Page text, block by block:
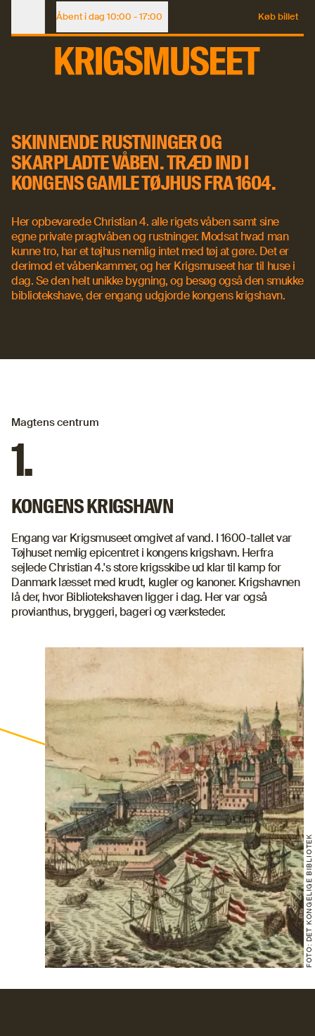
Krigsmuseet startede som Christian 4.'s krigshavn, blev til
Åbent i dag 10:00 - 17:00
Åbningstider Køb billet
Voksen (købt online)
117 DKK
Voksen
130 DKK
Barn under 18 år
Gratis
Se åbningstider
Køb billet
KONGENS
SKINNENDE RUSTNINGER OG
SKARPLADTE VÅBEN. TRÆD IND I
KONGENS GAMLE TØJHUS FRA 1604.
Her opbevarede Christian 4. alle rigets våben samt sine
egne private pragtvåben og rustninger. Modsat hvad man
kunne tro, har et tøjhus nemlig intet med tøj at gøre. Det er
derimod et våbenkammer, og her Krigsmuseet har til huse i
dag. Se den helt unikke bygning, og besøg også den smukke
bibliotekshave, der engang udgjorde kongens krigshavn.
1.
Magtens centrum
KONGENS KRIGSHAVN
Engang var Krigsmuseet omgivet af vand. I 1600-tallet var
Tøjhuset nemlig epicentret i kongens krigshavn. Herfra
sejlede Christian 4.'s store krigsskibe ud klar til kamp for
Danmark læsset med krudt, kugler og kanoner. Krigshavnen
lå der, hvor Bibliotekshaven ligger i dag. Her var også
provianthus, bryggeri, bageri og værksteder.
FOTO: DET KONGELIGE BIBLIOTEK